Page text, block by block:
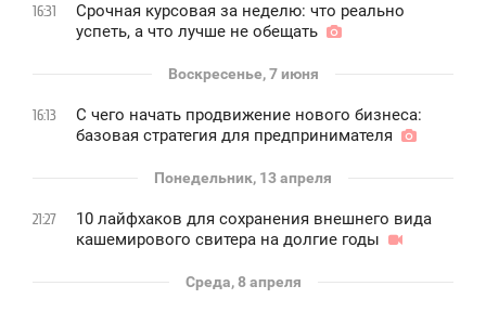
16:31
Срочная курсовая за неделю: что реально
успеть, а что лучше не обещать
Воскресенье, 7 июня
16:13
С чего начать продвижение нового бизнеса:
базовая стратегия для предпринимателя
Понедельник, 13 апреля
21:27
10 лайфхаков для сохранения внешнего вида
кашемирового свитера на долгие годы
Среда, 8 апреля